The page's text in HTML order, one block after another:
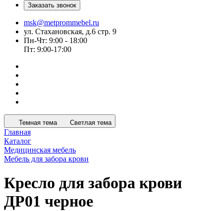
Заказать звонок
msk@metprommebel.ru
ул. Стахановская, д.6 стр. 9
Пн-Чт: 9:00 - 18:00
Пт: 9:00-17:00
Темная тема Светлая тема
Главная
Каталог
Медицинская мебель
Мебель для забора крови
Кресло для забора крови
ДР01 черное